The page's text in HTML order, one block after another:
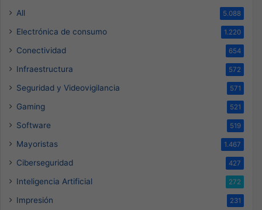
All 5.088
Electrónica de consumo 1.220
Conectividad 654
Infraestructura 572
Seguridad y Videovigilancia 571
Gaming 521
Software 519
Mayoristas 1.467
Ciberseguridad 427
Inteligencia Artificial 272
Impresión 231